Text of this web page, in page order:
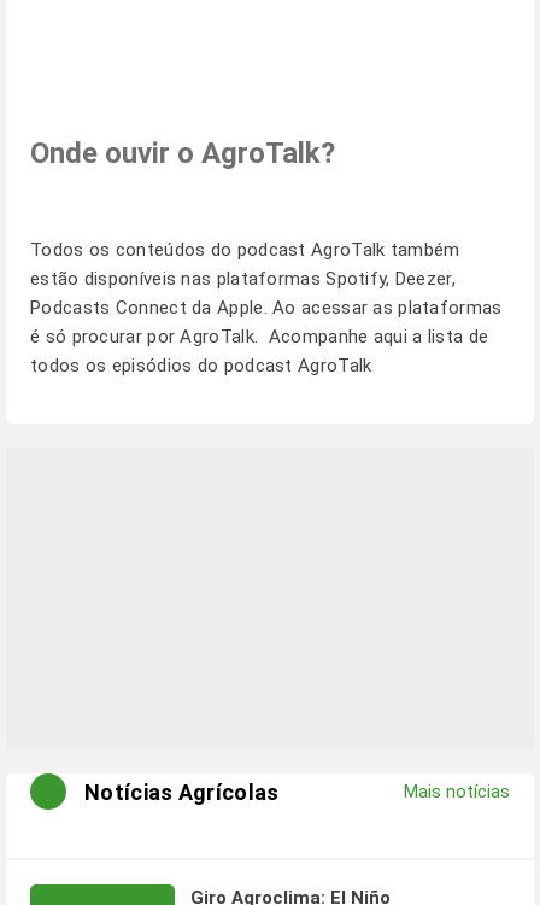
Onde ouvir o AgroTalk?
Todos os conteúdos do podcast AgroTalk também
estão disponíveis nas plataformas Spotify, Deezer,
Podcasts Connect da Apple. Ao acessar as plataformas
é só procurar por AgroTalk. Acompanhe aqui a lista de
todos os episódios do podcast AgroTalk
Notícias Agrícolas Mais notícias
Giro Agroclima: El Niño